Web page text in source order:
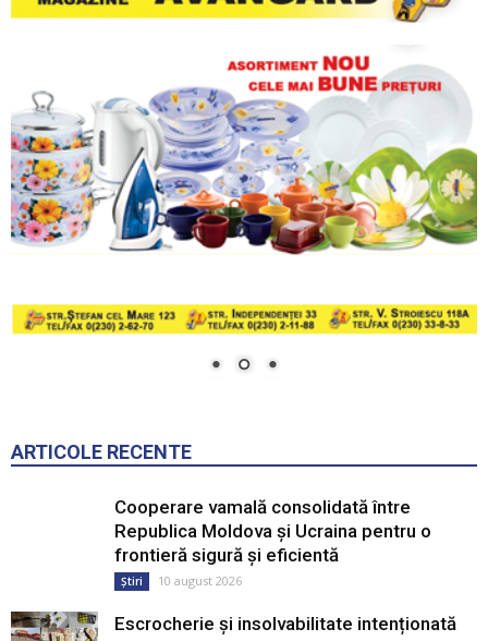
ARTICOLE RECENTE
Cooperare vamală consolidată între
Republica Moldova și Ucraina pentru o
frontieră sigură și eficientă
Știri 10 august 2026
Escrocherie și insolvabilitate intenționată